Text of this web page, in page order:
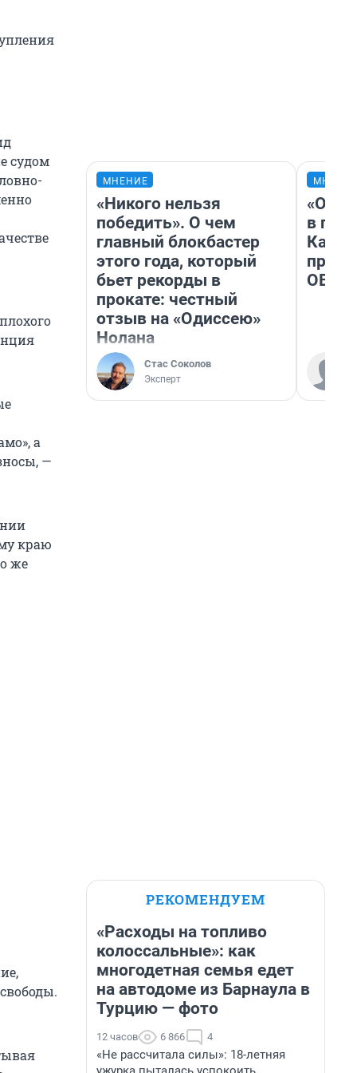
судом
а
—
краю
же
МНЕНИЕ
«Никого нельзя
победить». О чем
главный блокбастер
этого года, который
бьет рекорды в
прокате: честный
отзыв на «Одиссею»
Нолана
Стас Соколов
Эксперт
в
Как в
ОВЗ
РЕКОМЕНДУЕМ
«Расходы на топливо
колоссальные»: как
многодетная семья едет
на автодоме из Барнаула в
Турцию — фото
12 часов 6 866 4
«Не рассчитала силы»: 18-летняя